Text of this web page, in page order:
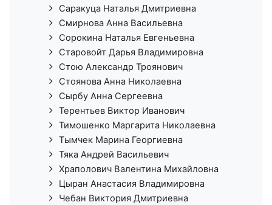
Саракуца Наталья Дмитриевна
Смирнова Анна Васильевна
Сорокина Наталья Евгеньевна
Старовойт Дарья Владимировна
Стою Александр Троянович
Стоянова Анна Николаевна
Сырбу Анна Сергеевна
Терентьев Виктор Иванович
Тимошенко Маргарита Николаевна
Тымчек Марина Георгиевна
Тяка Андрей Васильевич
Храполович Валентина Михайловна
Цыран Анастасия Владимировна
Чебан Виктория Дмитриевна